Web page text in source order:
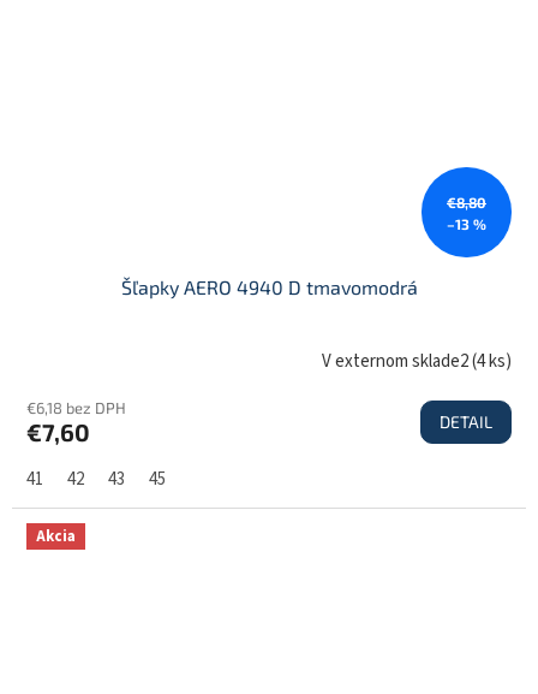
€8,80
–13 %
Šľapky AERO 4940 D tmavomodrá
V externom sklade2(4 ks)
€6,18 bez DPH
€7,60 DETAIL
41 42 43 45
Akcia